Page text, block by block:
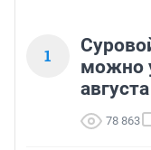
1
можно
78 863